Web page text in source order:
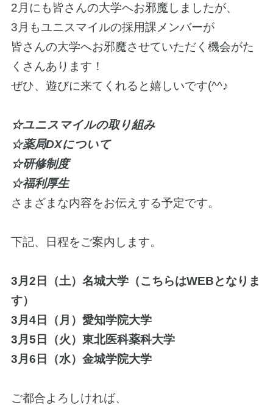
2月にも皆さんの大学へお邪魔しましたが、
3月もユニスマイルの採用課メンバーが
皆さんの大学へお邪魔させていただく機会がた
くさんあります！
ぜひ、遊びに来てくれると嬉しいです(^^♪
☆ユニスマイルの取り組み
☆薬局DXについて
☆研修制度
☆福利厚生
さまざまな内容をお伝えする予定です。
下記、日程をご案内します。
3月2日（土）名城大学（こちらはWEBとなりま
す）
3月4日（月）愛知学院大学
3月5日（火）東北医科薬科大学
3月6日（水）金城学院大学
ご都合よろしければ、